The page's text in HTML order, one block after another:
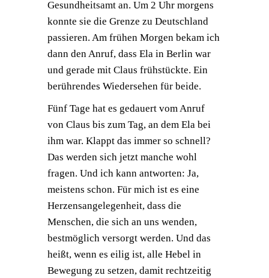
Gesundheitsamt an. Um 2 Uhr morgens
konnte sie die Grenze zu Deutschland
passieren. Am frühen Morgen bekam ich
dann den Anruf, dass Ela in Berlin war
und gerade mit Claus frühstückte. Ein
berührendes Wiedersehen für beide.
Fünf Tage hat es gedauert vom Anruf
von Claus bis zum Tag, an dem Ela bei
ihm war. Klappt das immer so schnell?
Das werden sich jetzt manche wohl
fragen. Und ich kann antworten: Ja,
meistens schon. Für mich ist es eine
Herzensangelegenheit, dass die
Menschen, die sich an uns wenden,
bestmöglich versorgt werden. Und das
heißt, wenn es eilig ist, alle Hebel in
Bewegung zu setzen, damit rechtzeitig